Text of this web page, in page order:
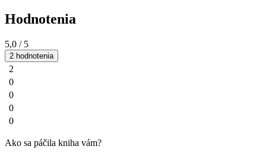
Hodnotenia
5,0 / 5
2 hodnotenia
2
0
0
0
0
Ako sa páčila kniha vám?